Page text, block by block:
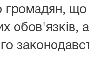
громадян, що
обов'язків,